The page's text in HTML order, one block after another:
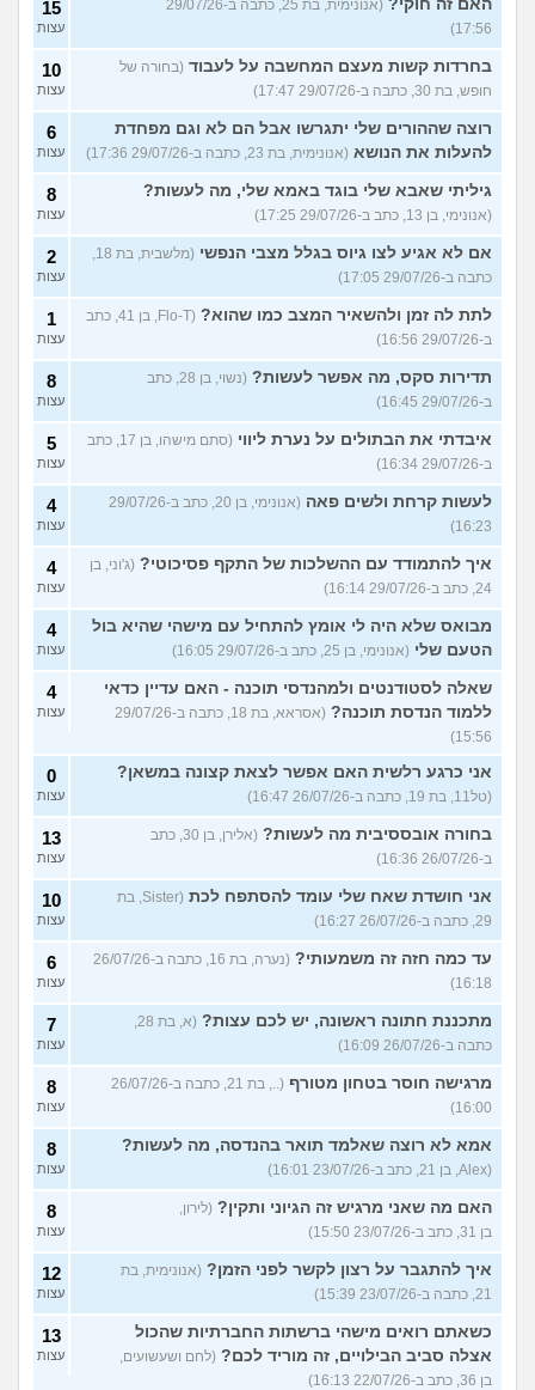
האם זה חוקי?
(אנונימית, בת 25, כתבה ב-29/07/26
17:56)
15
עצות
בחרדות קשות מעצם המחשבה על לעבוד (בחורה של
חופש, בת 30, כתבה ב-29/07/26 17:47)
10
עצות
רוצה שההורים שלי יתגרשו אבל הם לא וגם מפחדת
להעלות את הנושא (אנונימית, בת 23, כתבה ב-29/07/26 17:36)
6
עצות
גיליתי שאבא שלי בוגד באמא שלי, מה לעשות?
(אנונימי, בן 13, כתב ב-29/07/26 17:25)
8
עצות
אם לא אגיע לצו גיוס בגלל מצבי הנפשי
כתבה ב-29/07/26 17:05)
2
עצות
לתת לה זמן ולהשאיר המצב כמו שהוא?
(Flo-T, בן 41, כתב
ב-29/07/26 16:56)
1
עצות
תדירות סקס, מה אפשר לעשות?
(נשוי, בן 28, כתב
ב-29/07/26 16:45)
8
עצות
איבדתי את הבתולים על נערת ליווי
(סתם מישהו, בן 17, כתב
ב-29/07/26 16:34)
5
עצות
לעשות קרחת ולשים פאה
(אנונימי, בן 20, כתב ב-29/07/26
16:23)
4
עצות
איך להתמודד עם ההשלכות של התקף פסיכוטי? (ג'וני, בן
24, כתב ב-29/07/26 16:14)
4
עצות
מבואס שלא היה לי אומץ להתחיל עם מישהי שהיא בול
הטעם שלי (אנונימי, בן 25, כתב ב-29/07/26 16:05)
4
עצות
שאלה לסטודנטים ולמהנדסי תוכנה - האם עדיין כדאי
ללמוד הנדסת תוכנה?
(אסראא, בת 18, כתבה ב-29/07/26
15:56)
4
עצות
אני כרגע רלשית האם אפשר לצאת קצונה במשאן?
(טל11, בת 19, כתבה ב-26/07/26 16:47)
0
עצות
בחורה אובססיבית מה לעשות?
(אלירן, בן 30, כתב
ב-26/07/26 16:36)
13
עצות
אני חושדת שאח שלי עומד להסתפח לכת
(Sister, בת
29, כתבה ב-26/07/26 16:27)
10
עצות
עד כמה חזה זה משמעותי?
(נערה, בת 16, כתבה ב-26/07/26
16:18)
6
עצות
מתכננת חתונה ראשונה, יש לכם עצות?
כתבה ב-26/07/26 16:09)
7
עצות
מרגישה חוסר בטחון מטורף
(.., בת 21, כתבה ב-26/07/26
16:00)
8
עצות
אמא לא רוצה שאלמד תואר בהנדסה, מה לעשות?
(Alex, בן 21, כתב ב-23/07/26 16:01)
8
עצות
האם מה שאני מרגיש זה הגיוני ותקין? (לירון,
בן 31, כתב ב-23/07/26 15:50)
8
עצות
איך להתגבר על רצון לקשר לפני הזמן? (אנונימית, בת
21, כתבה ב-23/07/26 15:39)
12
עצות
כשאתם רואים מישהי ברשתות החברתיות שהכול
אצלה סביב הבילויים, זה מוריד לכם? (לחם ושעשועים,
בן 36, כתב ב-22/07/26 16:13)
13
עצות